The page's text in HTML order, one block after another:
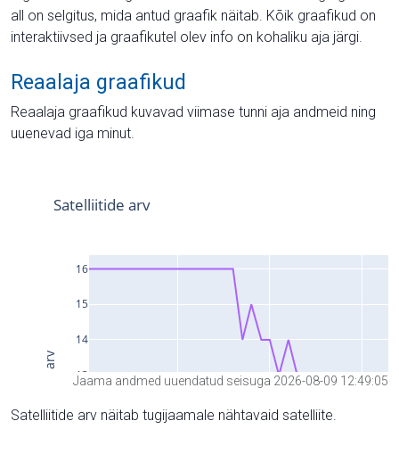
all on selgitus, mida antud graafik näitab. Kõik graafikud on
interaktiivsed ja graafikutel olev info on kohaliku aja järgi.
Reaalaja graafikud
Reaalaja graafikud kuvavad viimase tunni aja andmeid ning
uuenevad iga minut.
Jaama andmed uuendatud seisuga 2026-08-09 12:49:05
Satelliitide arv näitab tugijaamale nähtavaid satelliite.